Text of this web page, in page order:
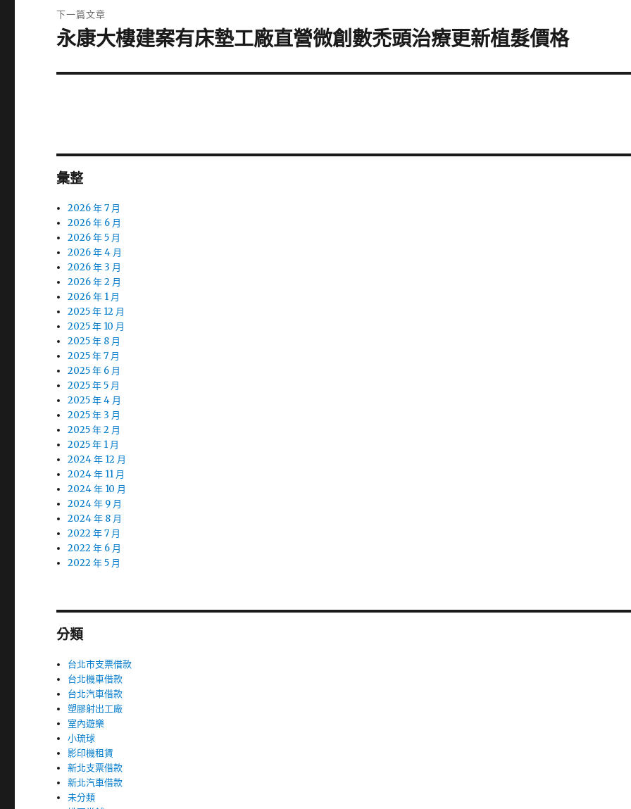
文
章:
下一篇文章
下
篇
永康大樓建案有床墊工廠直營微創數禿頭治療更新植髮價格
彙整
2026 年 7 月
2026 年 6 月
2026 年 5 月
2026 年 4 月
2026 年 3 月
2026 年 2 月
2026 年 1 月
2025 年 12 月
2025 年 10 月
2025 年 8 月
2025 年 7 月
2025 年 6 月
2025 年 5 月
2025 年 4 月
2025 年 3 月
2025 年 2 月
2025 年 1 月
2024 年 12 月
2024 年 11 月
2024 年 10 月
2024 年 9 月
2024 年 8 月
2022 年 7 月
2022 年 6 月
2022 年 5 月
分類
台北市支票借款
台北機車借款
台北汽車借款
塑膠射出工廠
室內遊樂
小琉球
影印機租賃
新北支票借款
新北汽車借款
未分類